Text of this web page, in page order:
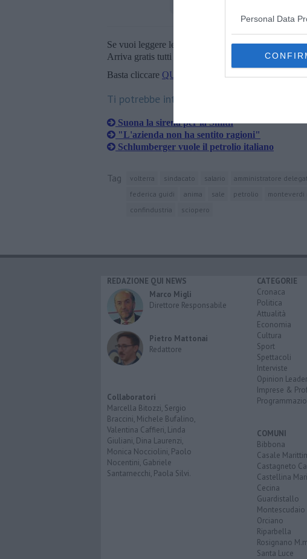
Personal Data
Se vuoi leggere le notizie principali della Toscana
Arriva gratis tutti i giorni alle 20:00 direttamente
Basta cliccare QUI
Ti potrebbe interessare anche:
Suona la sirena per la Smith
"L'azienda non ha sentito ragioni"
Schlumberger vuole il petrolio italiano
Tag volterra sindacato salario amministratore
federica guidi
anima sale petrolio monteverdi
confindustria
sciopero
REDAZIONE QUI NEWS
Marco Migli
Direttore Responsabile
Pietro Mattonai
Redattore
Collaboratori
Marcella Bitozzi, Sergio
Braccini, Michele Bufalino,
Valentina Caffieri, Linda
Giuliani, Dina Laurenzi,
Monica Nocciolini, Paolo
Nocentini, Gabriele
Santarnecchi, Paola Silvi.
CATEGORIE
Cronaca
Politica
Attualità
Economia
Cultura
Sport
Spettacoli
Interviste
Opinion Leader
Imprese &
COMUNI
Bibbona
Casale
Castagneto
Castellina
Cecina
Guardistallo
Montescudaio
Orciano
Riparbella
Rosignano
Santa Luce